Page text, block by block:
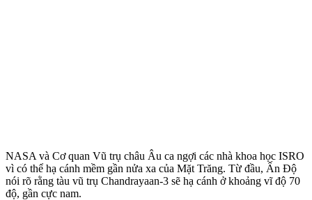
NASA và Cơ quan Vũ trụ châu Âu ca ngợi các nhà khoa học ISRO
vì có thể hạ cánh mềm gần nửa xa của Mặt Trăng. Từ đầu, Ấn Độ
nói rõ rằng tàu vũ trụ Chandrayaan-3 sẽ hạ cánh ở khoảng vĩ độ 70
độ, gần cực nam.